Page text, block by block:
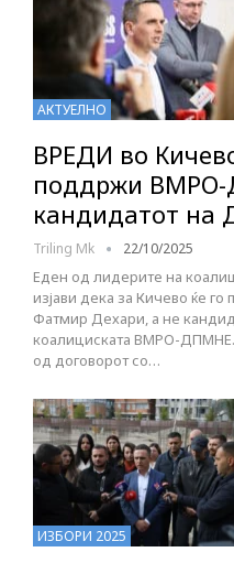
АКТУЕЛНО
ВРЕДИ во
поддржи ВМРО-
кандидатот на
Triling Mk 22/10/2025
Еден од лидерите на
изјави дека за Кичево ќе
Фатмир Дехари, а не
коалициската ВМРО-ДПМНЕ.
од договорот со…
ИЗБОРИ 2025